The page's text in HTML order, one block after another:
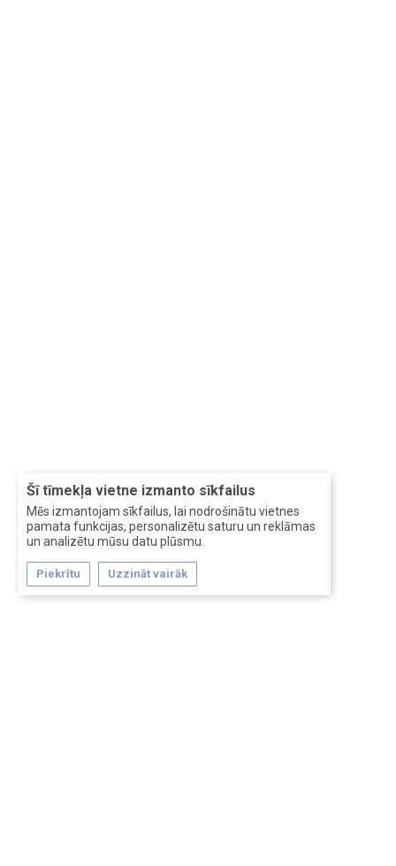
Šī tīmekļa vietne izmanto sīkfailus
Mēs izmantojam sīkfailus, lai nodrošinātu vietnes
pamata funkcijas, personalizētu saturu un reklāmas
un analizētu mūsu datu plūsmu.
Piekrītu Uzzināt vairāk